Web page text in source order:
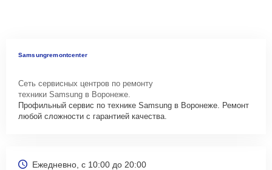
Samsungremontcenter
Сеть сервисных центров по ремонту
техники Samsung в Воронеже.
Профильный сервис по технике Samsung в Воронеже. Ремонт
любой сложности с гарантией качества.
Ежедневно, с 10:00 до 20:00